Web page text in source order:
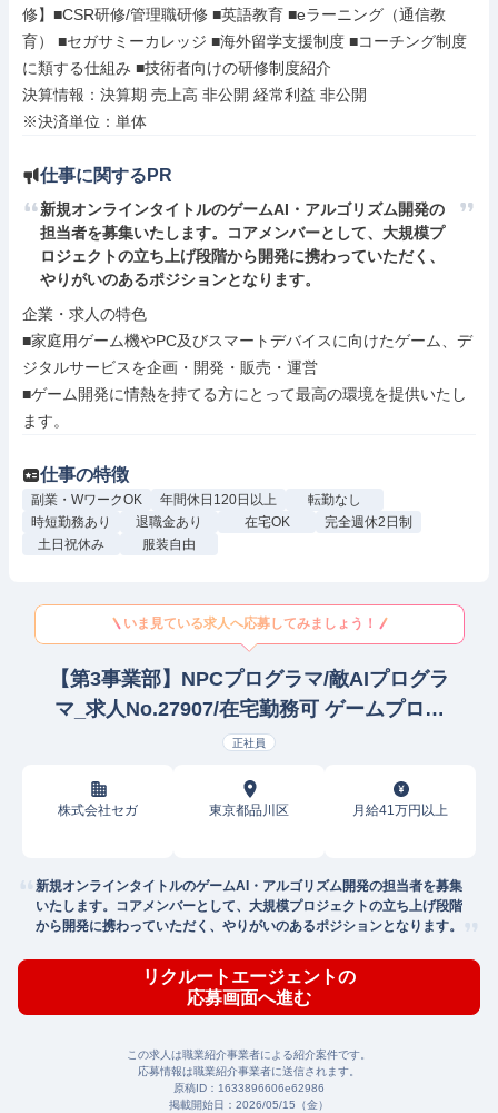
修】■CSR研修/管理職研修 ■英語教育 ■eラーニング（通信教
育） ■セガサミーカレッジ ■海外留学支援制度 ■コーチング制度
に類する仕組み ■技術者向けの研修制度紹介
決算情報：決算期 売上高 非公開 経常利益 非公開
※決済単位：単体
仕事に関するPR
新規オンラインタイトルのゲームAI・アルゴリズム開発の
担当者を募集いたします。コアメンバーとして、大規模プ
ロジェクトの立ち上げ段階から開発に携わっていただく、
やりがいのあるポジションとなります。
企業・求人の特色
■家庭用ゲーム機やPC及びスマートデバイスに向けたゲーム、デ
ジタルサービスを企画・開発・販売・運営
■ゲーム開発に情熱を持てる方にとって最高の環境を提供いたし
ます。
仕事の特徴
副業・WワークOK 年間休日120日以上
転勤なし
時短勤務あり
退職金あり 在宅OK
完全週休2日制
土日祝休み
服装自由
いま見ている求人へ応募してみましょう！
【第3事業部】NPCプログラマ/敵AIプログラ
マ_求人No.27907/在宅勤務可 ゲームプログ
ラマー
正社員
株式会社セガ 東京都品川区 月給41万円以上
新規オンラインタイトルのゲームAI・アルゴリズム開発の担当者を募集
いたします。コアメンバーとして、大規模プロジェクトの立ち上げ段階
から開発に携わっていただく、やりがいのあるポジションとなります。
リクルートエージェントの
応募画面へ進む
この求人は職業紹介事業者による紹介案件です。
応募情報は職業紹介事業者に送信されます。
原稿ID： 1633896606e62986
掲載開始日： 2026/05/15（金）